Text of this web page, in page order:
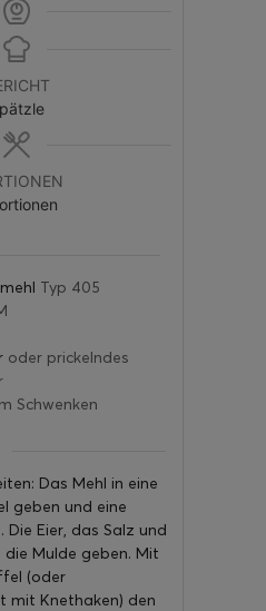
Typ 405
oder prickelndes
Schwenken
Das Mehl in eine
geben und eine
Die Eier, das Salz und
die Mulde geben. Mit
(oder
mit Knethaken) den